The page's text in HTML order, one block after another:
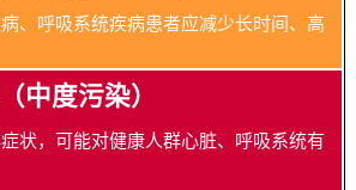
、呼吸系统疾病患者应减少长时间、高
中度污染）
状，可能对健康人群心脏、呼吸系统有